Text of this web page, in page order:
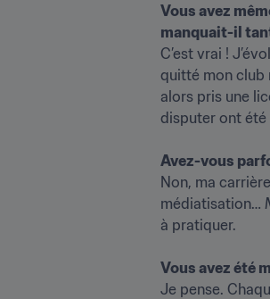
Vous avez
manquait-il
C’est vrai !
quitté mon club
alors pris une
disputer ont été
Avez-vous
Non, ma
médiatisation…
à pratiquer.
Vous avez été
Je pense.